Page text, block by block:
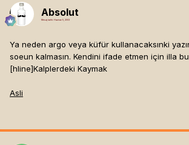
Absolut
Mesaj tarihi: Haziran 5, 2003
Ya neden argo veya küfür kullanacaksınki
soeun kalmasın. Kendini ifade etmen için illa
[hline]Kalplerdeki Kaymak
Asli